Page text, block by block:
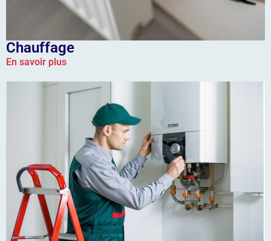
Chauffage
En savoir plus